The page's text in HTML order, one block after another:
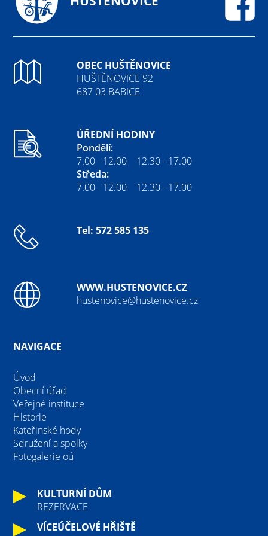
OBEC HUŠTĚNOVICE
HUŠTĚNOVICE 92
687 03 BABICE
ÚŘEDNÍ HODINY
Pondělí:
7.00 - 12.00 12.30 - 17.00
Středa:
7.00 - 12.00 12.30 - 17.00
Tel: 572 585 135
WWW.HUSTENOVICE.CZ
hustenovice@hustenovice.cz
NAVIGACE
Úvod
Obecní úřad
Veřejné instituce
Historie
Kateřinské hody
Sdružení a spolky
Fotogalerie oú
KULTURNÍ DŮM
REZERVACE
VÍCEÚČELOVÉ HŘIŠTĚ